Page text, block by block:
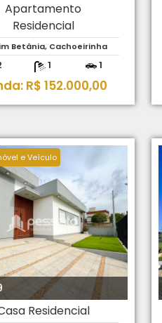
Apartamento
Residencial
Betânia, Cachoeirinha
1 1
R$ 152.000,00
e Veículo
Residencial